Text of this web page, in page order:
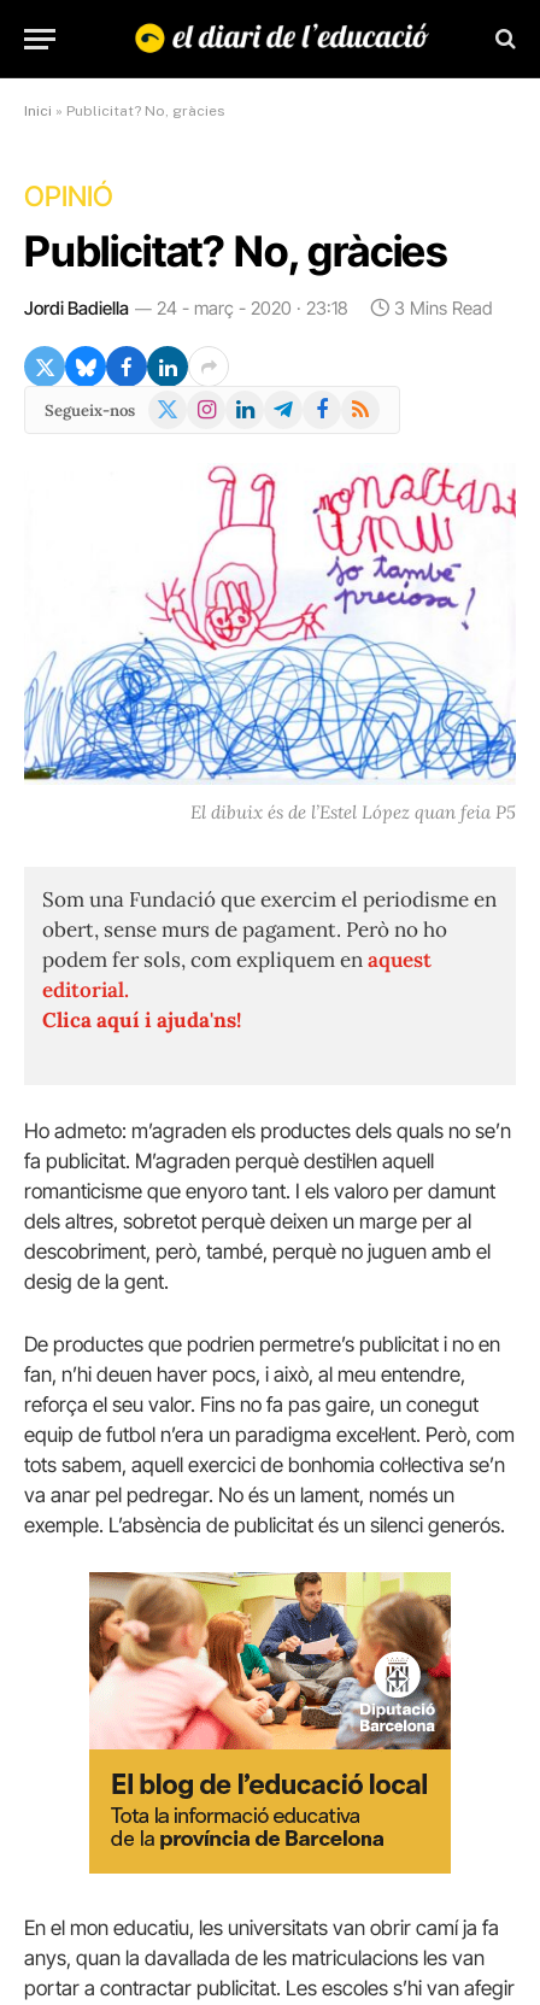
Inici » Publicitat? No, gràcies
OPINIÓ
Publicitat? No, gràcies
Jordi Badiella 24 - març - 2020 · 23:18 3 Mins Read
Segueix-nos
X
Instagram
LinkedInTelegramFacebook
RSS
El dibuix és de l’Estel López quan feia P5
Som una Fundació que exercim el periodisme en
obert, sense murs de pagament. Però no ho
podem fer sols, com expliquem enaquest
editorial.
Clica aquí i ajuda'ns!
Ho admeto: m’agraden els productes dels quals no se’n
fa publicitat. M’agraden perquè destil·len aquell
romanticisme que enyoro tant. I els valoro per damunt
dels altres, sobretot perquè deixen un marge per al
descobriment, però, també, perquè no juguen amb el
desig de la gent.
De productes que podrien permetre’s publicitat i no en
fan, n’hi deuen haver pocs, i això, al meu entendre,
reforça el seu valor. Fins no fa pas gaire, un conegut
equip de futbol n’era un paradigma excel·lent. Però, com
tots sabem, aquell exercici de bonhomia col·lectiva se’n
va anar pel pedregar. No és un lament, només un
exemple. L’absència de publicitat és un silenci generós.
En el mon educatiu, les universitats van obrir camí ja fa
anys, quan la davallada de les matriculacions les van
portar a contractar publicitat. Les escoles s’hi van afegir